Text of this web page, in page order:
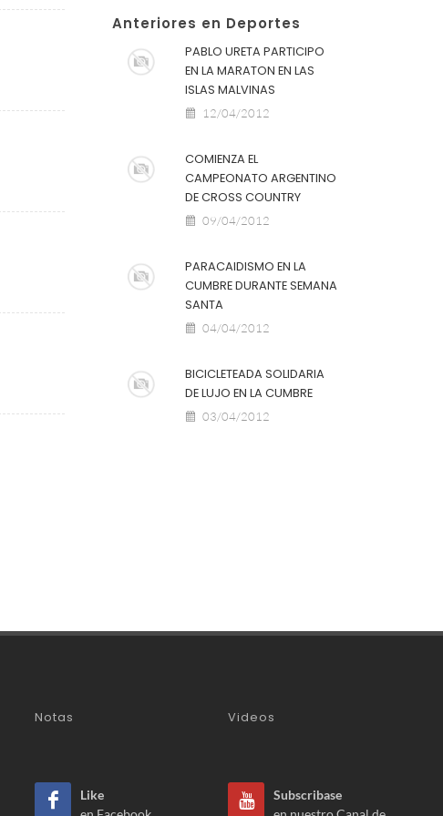
Anteriores en Deportes
PABLO URETA PARTICIPO
EN LA MARATON EN LAS
ISLAS MALVINAS
12/04/2012
COMIENZA EL
CAMPEONATO ARGENTINO
DE CROSS COUNTRY
09/04/2012
PARACAIDISMO EN LA
CUMBRE DURANTE SEMANA
SANTA
04/04/2012
BICICLETEADA SOLIDARIA
DE LUJO EN LA CUMBRE
03/04/2012
Notas Videos
Like
Subscribase